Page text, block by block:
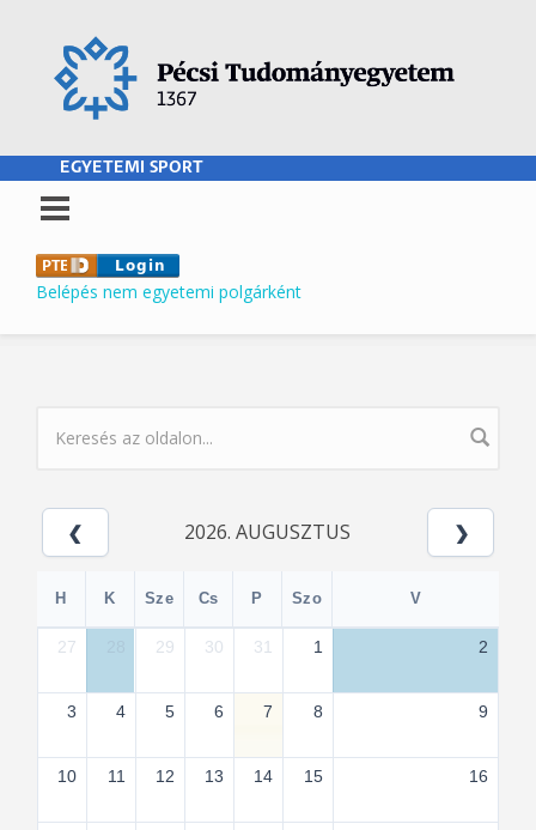
EGYETEMI SPORT
Belépés nem egyetemi polgárként
KERESÉS ŰRLAP
2026. AUGUSZTUS
H K Sze Cs P Szo V
27 29 30 31 1 2
3 4 5 6 7 8 9
10 11 12 13 14 15 16